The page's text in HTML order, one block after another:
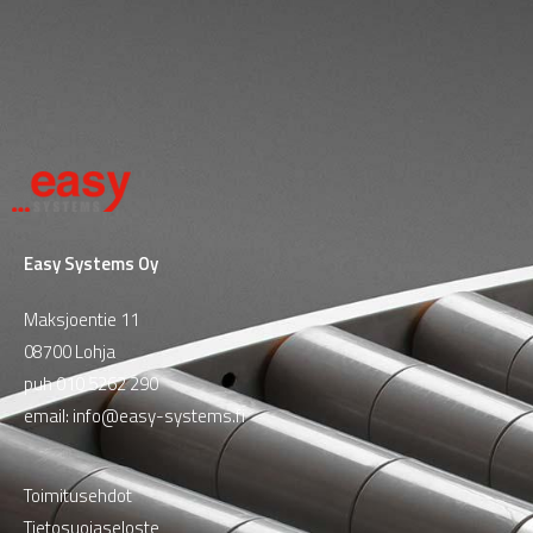
Easy Systems Oy
Maksjoentie 11
08700 Lohja
puh010 5262 290
email: info@easy-systems.fi
Toimitusehdot